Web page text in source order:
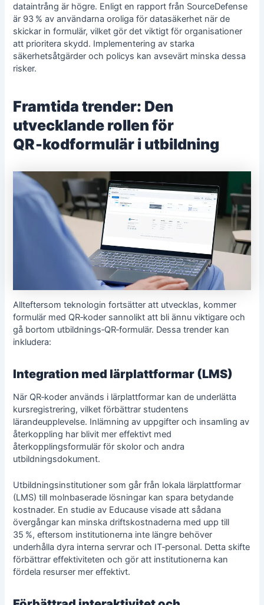
dataintrång är högre. Enligt en rapport från SourceDefense
är 93 % av användarna oroliga för datasäkerhet när de
skickar in formulär, vilket gör det viktigt för organisationer
att prioritera skydd. Implementering av starka
säkerhetsåtgärder och policys kan avsevärt minska dessa
risker.
Framtida trender: Den
utvecklande rollen för
QR‑kodformulär i utbildning
Allteftersom teknologin fortsätter att utvecklas, kommer
formulär med QR‑koder sannolikt att bli ännu viktigare och
gå bortom utbildnings‑QR‑formulär. Dessa trender kan
inkludera:
Integration med lärplattformar (LMS)
När QR‑koder används i lärplattformar kan de underlätta
kursregistrering, vilket förbättrar studentens
lärandeupplevelse. Inlämning av uppgifter och insamling av
återkoppling har blivit mer effektivt med
återkopplingsformulär för skolor och andra
utbildningsdokument.
Utbildningsinstitutioner som går från lokala lärplattformar
(LMS) till molnbaserade lösningar kan spara betydande
kostnader. En studie av Educause visade att sådana
övergångar kan minska driftskostnaderna med upp till
35 %, eftersom institutionerna inte längre behöver
underhålla dyra interna servrar och IT‑personal. Detta skifte
förbättrar effektiviteten och gör att institutionerna kan
fördela resurser mer effektivt.